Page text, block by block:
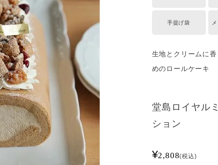
手提げ袋
生地とクリームに
めのロールケーキ
堂島ロイヤル
ション
¥2,808 税込